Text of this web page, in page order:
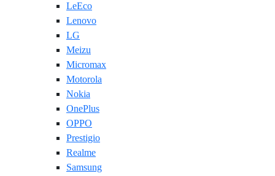
LeEco
Lenovo
LG
Meizu
Micromax
Motorola
Nokia
OnePlus
OPPO
Prestigio
Realme
Samsung